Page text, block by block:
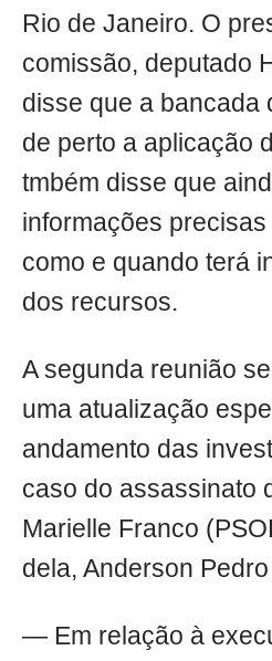
Rio de Janeiro. O
comissão, deputado
disse que a bancada
de perto a aplicação
tmbém disse que
informações
como e quando terá
dos recursos.
A segunda reunião
uma atualização
andamento das
caso do assassinato
Marielle Franco
dela, Anderson
— Em relação à